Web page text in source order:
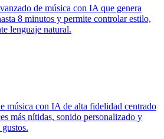
de música con IA que genera
8 minutos y permite controlar estilo,
lenguaje natural.
música con IA de alta fidelidad centrado
más nítidas, sonido personalizado y